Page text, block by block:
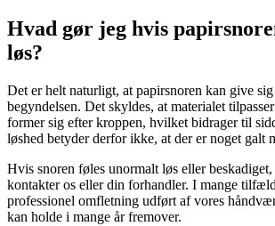
Hvad gør jeg hvis
løs?
Det er helt naturligt, at papirsnoren kan give
begyndelsen. Det skyldes, at materialet
former sig efter kroppen, hvilket bidrager til
løshed betyder derfor ikke, at der er noget galt
Hvis snoren føles unormalt løs eller
kontakter os eller din forhandler. I mange
professionel omfletning udført af vores
kan holde i mange år fremover.